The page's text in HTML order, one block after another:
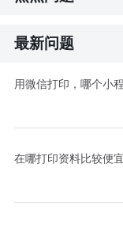
最新问题
用微信打印，哪个小
在哪打印资料比较便